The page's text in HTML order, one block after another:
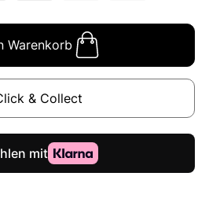
Warenkorb
& Collect